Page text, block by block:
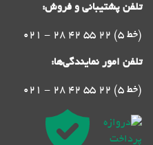
تلفن پشتیبانی و فروش:
021 - 28 42 55 22 (5 خط)
تلفن امور نمایندگی‌ها:
021 - 28 42 55 22 (5 خط)